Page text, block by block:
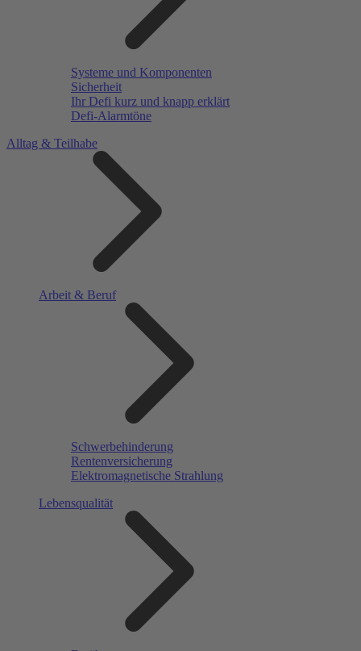
Systeme und Komponenten
Sicherheit
Ihr Defi kurz und knapp erklärt
Defi-Alarmtöne
Alltag & Teilhabe
Arbeit & Beruf
Schwerbehinderung
Rentenversicherung
Elektromagnetische Strahlung
Lebensqualität